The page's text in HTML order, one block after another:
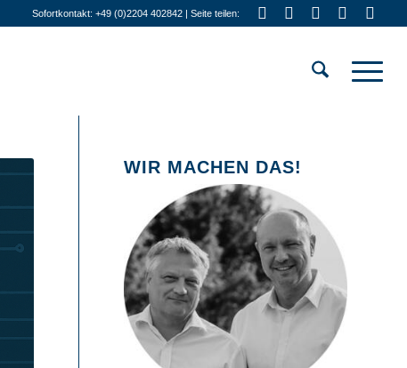
Sofortkontakt: +49 (0)2204 402842 | Seite teilen:
WIR MACHEN DAS!